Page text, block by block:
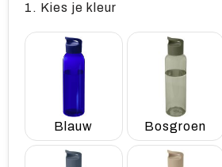
1. Kies je kleur
Blauw Bosgroen